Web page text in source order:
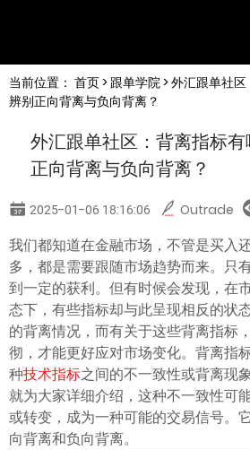
English
简体中文
한글
日本語
Tiếng việt
ไทย
当前位置： 首页> 跟单学院> 外汇跟单社
辨别正向背离与负向背离？
外汇跟单社区：背离指标
正向背离与负向背离？
2025-01-06 18:16:06 Outrade
我们都知道在金融市场，不管是买入
多，都是需要跟随市场趋势而来。只
到一定的获利。但有时候会发现，在
态下，有些指标却与此呈现相反的状
的背离情况，而有关于这些背离指标
彻，才能更好应对市场变化。背离指
种技术指标之间的不一致性或背离现
就为大家详细介绍，这种不一致性可
或转变，成为一种可能的交易信号。
向背离和负向背离。